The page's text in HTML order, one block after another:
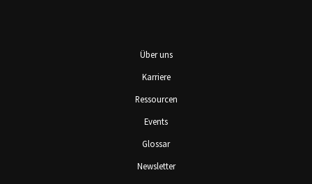
Über uns
Karriere
Ressourcen
Events
Glossar
Newsletter